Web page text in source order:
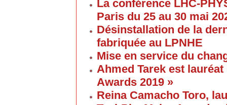
La conférence LHC-
Paris du 25 au 30 mai
Désinstallation de la
fabriquée au LPNHE
Mise en service du
Ahmed Tarek est
Awards 2019 »
Reina Camacho Toro,